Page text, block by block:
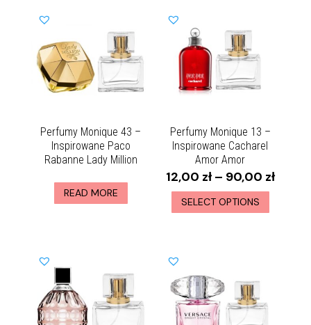
Perfumy Monique 43 –
Inspirowane Paco
Rabanne Lady Million
READ MORE
Perfumy Monique 13 –
Inspirowane Cacharel
Amor Amor
12,00 zł– 90,00 zł
SELECT OPTIONS